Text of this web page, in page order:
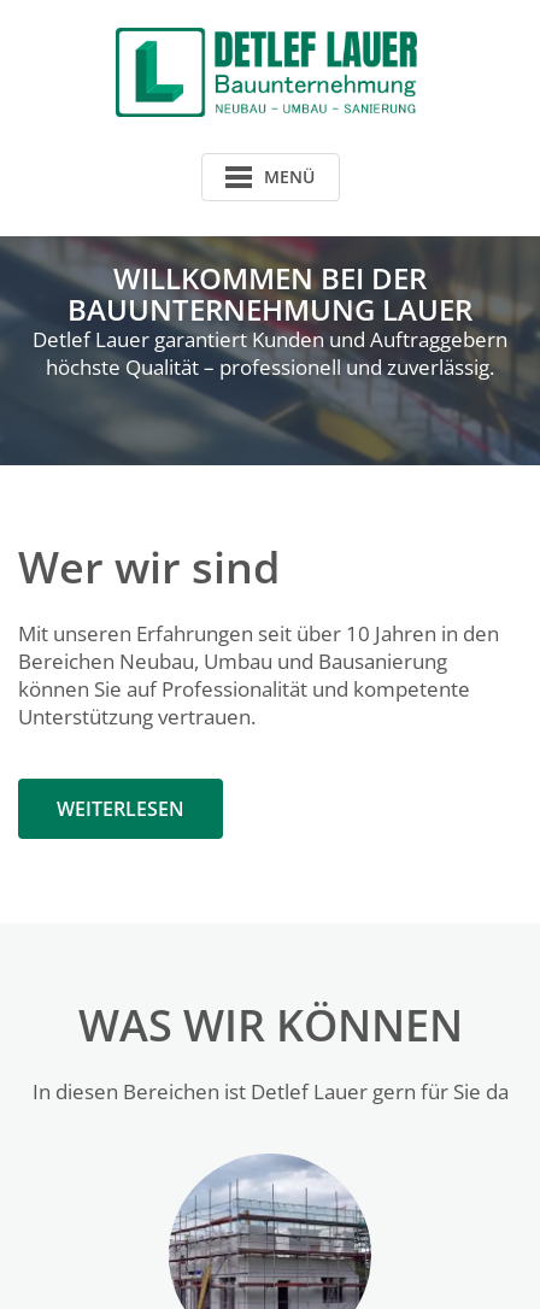
MENÜ
WILLKOMMEN BEI DER
BAUUNTERNEHMUNG LAUER
Detlef Lauer garantiert Kunden und Auftraggebern
höchste Qualität – professionell und zuverlässig.
Wer wir sind
Mit unseren Erfahrungen seit über 10 Jahren in den
Bereichen Neubau, Umbau und Bausanierung
können Sie auf Professionalität und kompetente
Unterstützung vertrauen.
WEITERLESEN
WAS WIR KÖNNEN
In diesen Bereichen ist Detlef Lauer gern für Sie da